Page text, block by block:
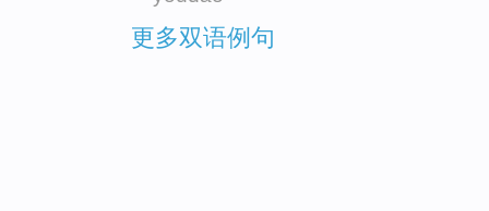
更多双语例句